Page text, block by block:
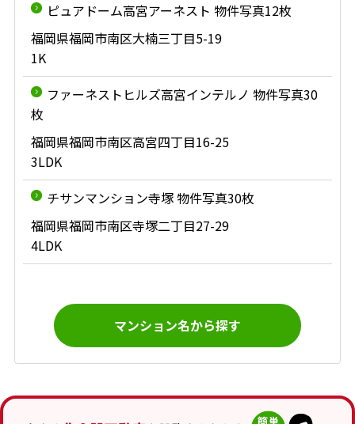
ピュアドーム高宮アーネスト 物件写真12枚
福岡県福岡市南区大楠三丁目5-19
1K
ファーネストヒルズ高宮インテルノ 物件写真30
枚
福岡県福岡市南区高宮四丁目16-25
3LDK
チサンマンション寺塚 物件写真30枚
福岡県福岡市南区寺塚二丁目27-29
4LDK
マンション名から探す